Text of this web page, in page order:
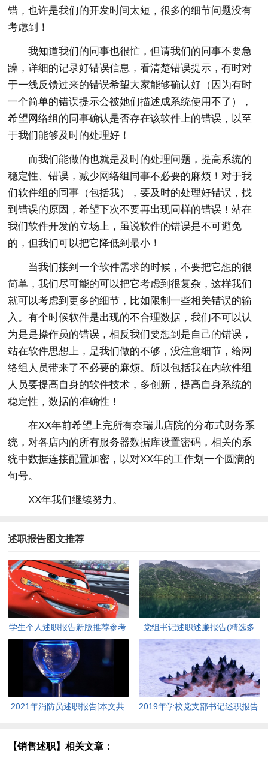
错，也许是我们的开发时间太短，很多的细节问题没有
考虑到！
我知道我们的同事也很忙，但请我们的同事不要急
躁，详细的记录好错误信息，看清楚错误提示，有时对
于一线反馈过来的错误希望大家能够确认好（因为有时
一个简单的错误提示会被她们描述成系统使用不了），
希望网络组的同事确认是否存在该软件上的错误，以至
于我们能够及时的处理好！
而我们能做的也就是及时的处理问题，提高系统的
稳定性、错误，减少网络组同事不必要的麻烦！对于我
们软件组的同事（包括我），要及时的处理好错误，找
到错误的原因，希望下次不要再出现同样的错误！站在
我们软件开发的立场上，虽说软件的错误是不可避免
的，但我们可以把它降低到最小！
当我们接到一个软件需求的时候，不要把它想的很
简单，我们尽可能的可以把它考虑到很复杂，这样我们
就可以考虑到更多的细节，比如限制一些相关错误的输
入。有个时候软件是出现的不合理数据，我们不可以认
为是是操作员的错误，相反我们要想到是自己的错误，
站在软件思想上，是我们做的不够，没注意细节，给网
络组人员带来了不必要的麻烦。所以包括我在内软件组
人员要提高自身的软件技术，多创新，提高自身系统的
稳定性，数据的准确性！
在XX年前希望上完所有奈瑞儿店院的分布式财务系
统，对各店内的所有服务器数据库设置密码，相关的系
统中数据连接配置加密，以对XX年的工作划一个圆满的
句号。
XX年我们继续努力。
述职报告图文推荐
学生个人述职报告新版推荐参考
[本文共7120字]
党组书记述职述廉报告(精选多
篇)[本文共10090字]
2021年消防员述职报告[本文共
2019年学校党支部书记述职报告
【销售述职】相关文章：